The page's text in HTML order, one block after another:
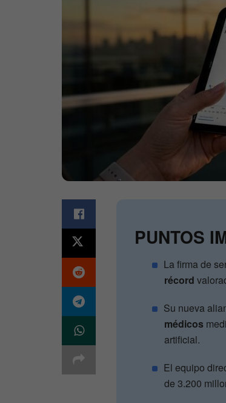
PUNTOS
La firma de
récord
Su nueva
médicos
artificial.
El equipo
de 3.200